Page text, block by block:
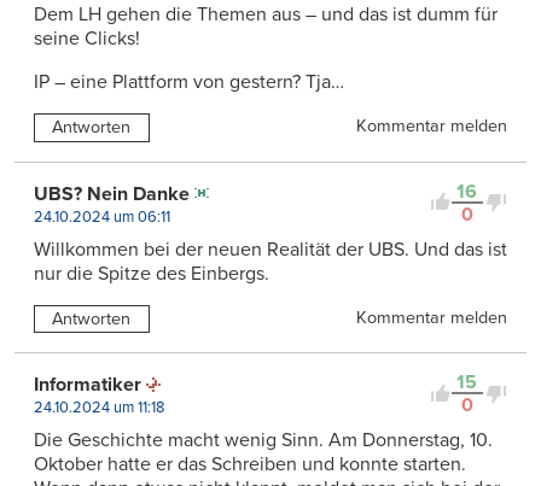
Dem LH gehen die Themen aus – und das ist dumm für
seine Clicks!
IP – eine Plattform von gestern? Tja…
Antworten Kommentar melden
16
0
UBS? Nein Danke
24.10.2024 um 06:11
Willkommen bei der neuen Realität der UBS. Und das ist
nur die Spitze des Einbergs.
Antworten Kommentar melden
15
0
Informatiker
24.10.2024 um 11:18
Die Geschichte macht wenig Sinn. Am Donnerstag, 10.
Oktober hatte er das Schreiben und konnte starten.